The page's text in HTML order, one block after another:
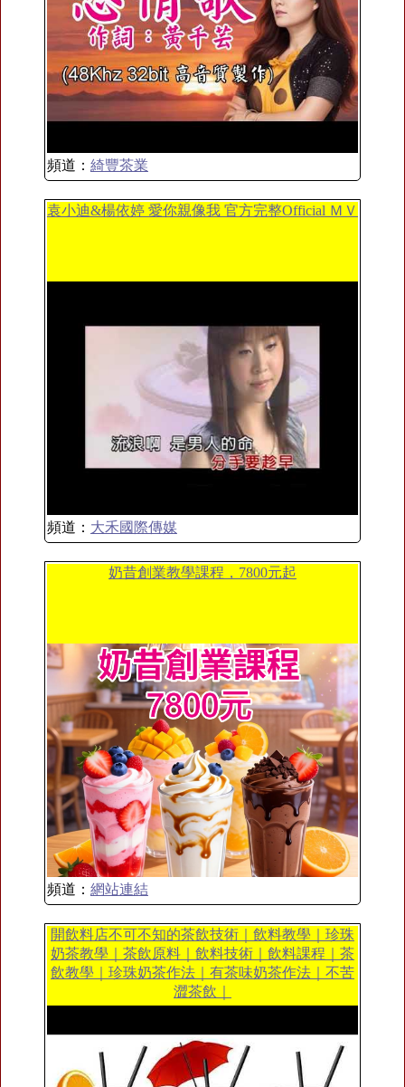
頻道： 綺豐茶業
袁小迪&楊依婷 愛你親像我 官方完整Official ＭＶ
頻道： 大禾國際傳媒
奶昔創業教學課程，7800元起
頻道： 網站連結
開飲料店不可不知的茶飲技術｜飲料教學｜珍珠
奶茶教學｜茶飲原料｜飲料技術｜飲料課程｜茶
飲教學｜珍珠奶茶作法｜有茶味奶茶作法｜不苦
澀茶飲｜